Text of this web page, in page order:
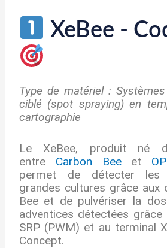
XeBee -
Type de matériel :
ciblé (spot spraying) en
cartographie
Le XeBee, produit né
entre Carbon Beeet
permet de détecter les
grandes cultures grâce aux
Bee et de pulvériser la
adventices détectées
SRP (PWM) et au terminal
Concept.